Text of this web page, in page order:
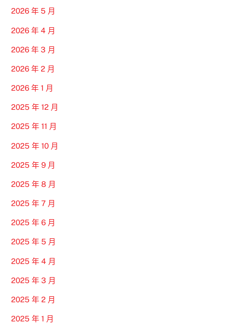
2026 年 5 月
2026 年 4 月
2026 年 3 月
2026 年 2 月
2026 年 1 月
2025 年 12 月
2025 年 11 月
2025 年 10 月
2025 年 9 月
2025 年 8 月
2025 年 7 月
2025 年 6 月
2025 年 5 月
2025 年 4 月
2025 年 3 月
2025 年 2 月
2025 年 1 月